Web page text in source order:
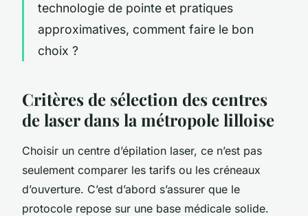
technologie de pointe et pratiques
approximatives, comment faire le bon
choix ?
Critères de sélection des centres
de laser dans la métropole lilloise
Choisir un centre d’épilation laser, ce n’est pas
seulement comparer les tarifs ou les créneaux
d’ouverture. C’est d’abord s’assurer que le
protocole repose sur une base médicale solide.